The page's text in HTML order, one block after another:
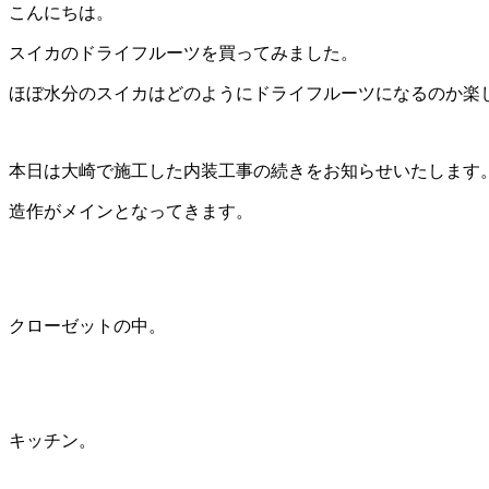
こんにちは。
スイカのドライフルーツを買ってみました。
ほぼ水分のスイカはどのようにドライフルーツになるのか楽
本日は大崎で施工した内装工事の続きをお知らせいたします。
造作がメインとなってきます。
クローゼットの中。
キッチン。